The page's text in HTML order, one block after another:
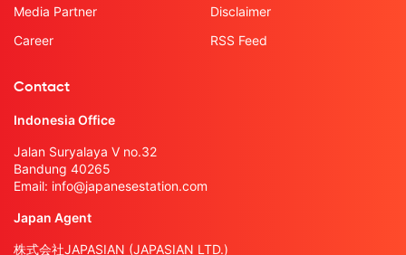
Media Partner
Career
Disclaimer
RSS Feed
Contact
Indonesia Office
Jalan Suryalaya V no.32
Bandung 40265
Email: info@japanesestation.com
Japan Agent
株式会社JAPASIAN (JAPASIAN LTD.)